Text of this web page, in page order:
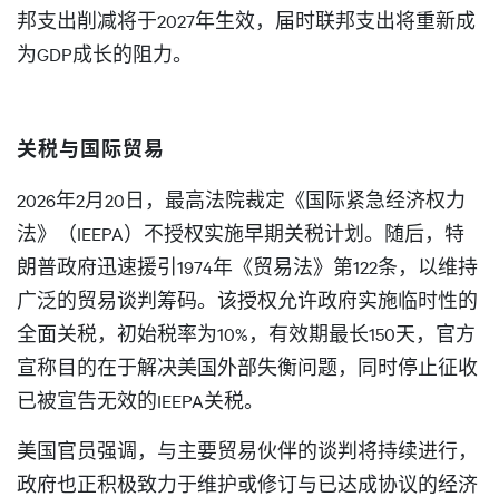
邦支出削减将于2027年生效，届时联邦支出将重新成
为GDP成长的阻力。
关税与国际贸易
2026年2月20日，最高法院裁定《国际紧急经济权力
法》（IEEPA）不授权实施早期关税计划。随后，特
朗普政府迅速援引1974年《贸易法》第122条，以维持
广泛的贸易谈判筹码。该授权允许政府实施临时性的
全面关税，初始税率为10%，有效期最长150天，官方
宣称目的在于解决美国外部失衡问题，同时停止征收
已被宣告无效的IEEPA关税。
美国官员强调，与主要贸易伙伴的谈判将持续进行，
政府也正积极致力于维护或修订与已达成协议的经济